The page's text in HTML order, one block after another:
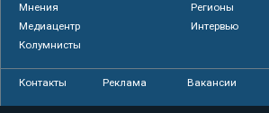
Мнения
Регионы
Медиацентр
Интервью
Колумнисты
Контакты Реклама Вакансии